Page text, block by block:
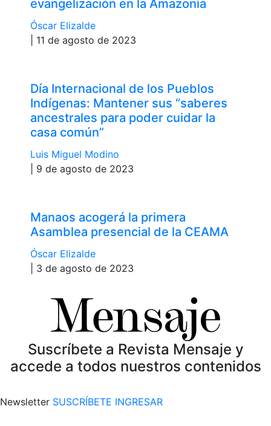
evangelización en la Amazonía
Óscar Elizalde
| 11 de agosto de 2023
Día Internacional de los Pueblos
Indígenas: Mantener sus “saberes
ancestrales para poder cuidar la
casa común”
Luis Miguel Modino
| 9 de agosto de 2023
Manaos acogerá la primera
Asamblea presencial de la CEAMA
Óscar Elizalde
| 3 de agosto de 2023
Suscríbete a Revista Mensaje y
accede a todos nuestros contenidos
Newsletter SUSCRÍBETE INGRESAR